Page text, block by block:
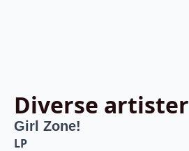
Diverse artister
Girl Zone!
LP